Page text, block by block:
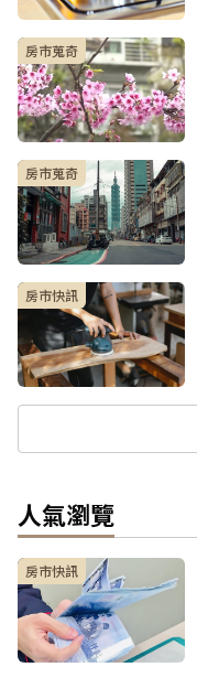
房市蒐奇
房市蒐奇
房市快訊
人氣瀏覽
房市快訊